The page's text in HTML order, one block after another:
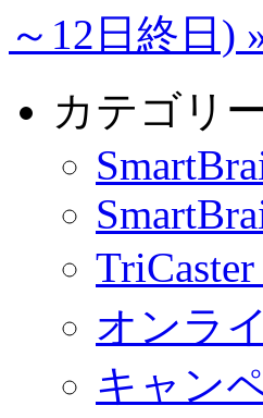
～12日終日)
カテゴリ
オンラ
キャン